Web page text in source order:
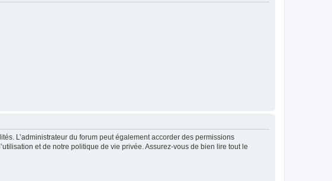
L’administrateur du forum peut également accorder des permissions
et de notre politique de vie privée. Assurez-vous de bien lire tout le